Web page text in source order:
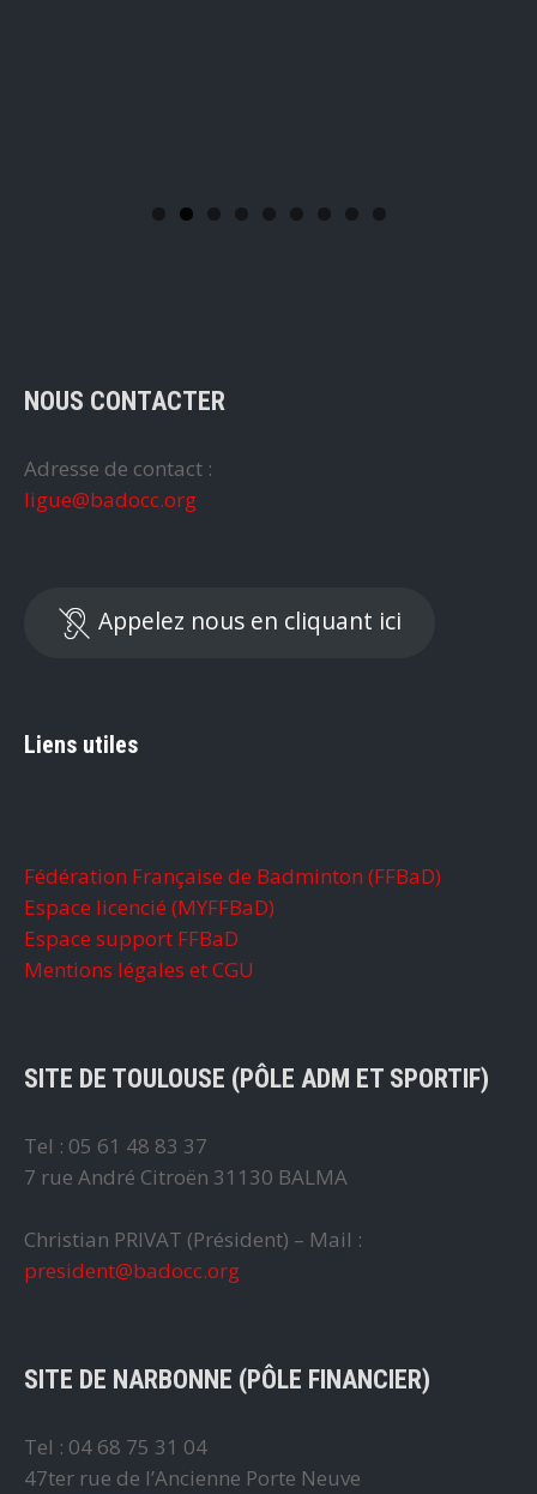
NOUS CONTACTER
Adresse de contact :
ligue@badocc.org
Appelez nous en cliquant ici
Liens utiles
Fédération Française de Badminton (FFBaD)
Espace licencié (MYFFBaD)
Espace support FFBaD
Mentions légales et CGU
SITE DE TOULOUSE (PÔLE ADM ET SPORTIF)
Tel : 05 61 48 83 37
7 rue André Citroën 31130 BALMA
Christian PRIVAT (Président) – Mail :
president@badocc.org
SITE DE NARBONNE (PÔLE FINANCIER)
Tel : 04 68 75 31 04
47ter rue de l’Ancienne Porte Neuve